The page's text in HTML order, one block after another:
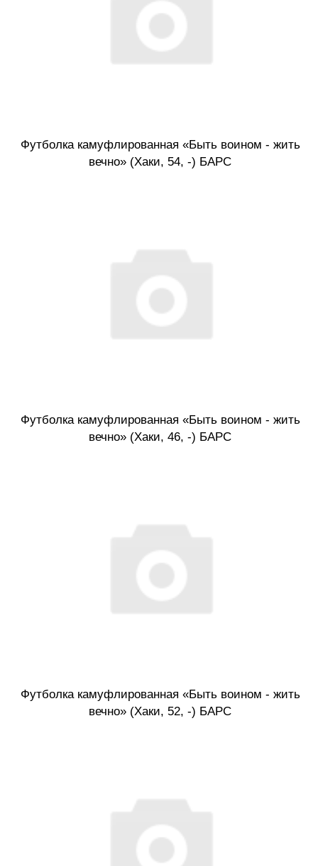
Футболка камуфлированная «Быть воином - жить
вечно» (Хаки, 54, -) БАРС
Футболка камуфлированная «Быть воином - жить
вечно» (Хаки, 46, -) БАРС
Футболка камуфлированная «Быть воином - жить
вечно» (Хаки, 52, -) БАРС